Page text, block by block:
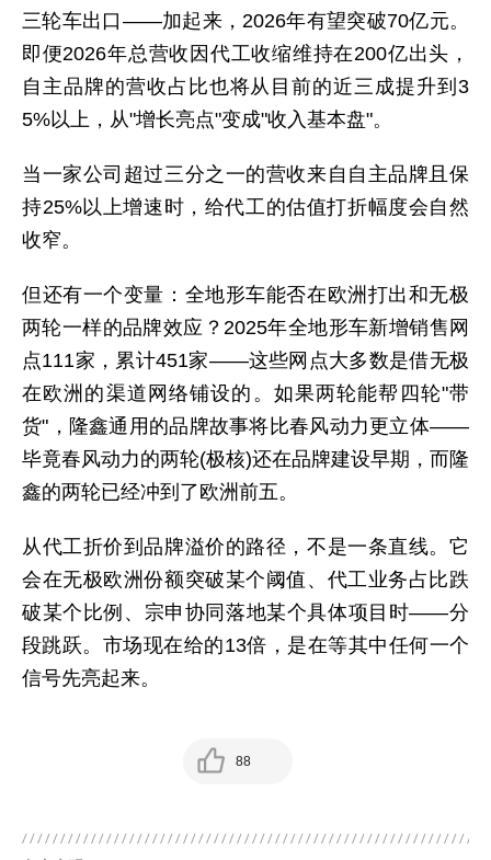
三轮车出口——加起来，2026年有望突破70亿元。
即便2026年总营收因代工收缩维持在200亿出头，
自主品牌的营收占比也将从目前的近三成提升到3
5%以上，从"增长亮点"变成"收入基本盘"。
当一家公司超过三分之一的营收来自自主品牌且保
持25%以上增速时，给代工的估值打折幅度会自然
收窄。
但还有一个变量：全地形车能否在欧洲打出和无极
两轮一样的品牌效应？2025年全地形车新增销售网
点111家，累计451家——这些网点大多数是借无极
在欧洲的渠道网络铺设的。如果两轮能帮四轮"带
货"，隆鑫通用的品牌故事将比春风动力更立体——
毕竟春风动力的两轮(极核)还在品牌建设早期，而隆
鑫的两轮已经冲到了欧洲前五。
从代工折价到品牌溢价的路径，不是一条直线。它
会在无极欧洲份额突破某个阈值、代工业务占比跌
破某个比例、宗申协同落地某个具体项目时——分
段跳跃。市场现在给的13倍，是在等其中任何一个
信号先亮起来。
88